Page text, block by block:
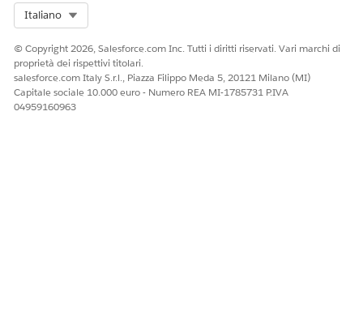
Italiano
© Copyright 2026, Salesforce.com Inc. Tutti i diritti riservati. Vari marchi di
proprietà dei rispettivi titolari.
salesforce.com Italy S.r.l., Piazza Filippo Meda 5, 20121 Milano (MI)
Capitale sociale 10.000 euro - Numero REA MI-1785731 P.IVA
04959160963